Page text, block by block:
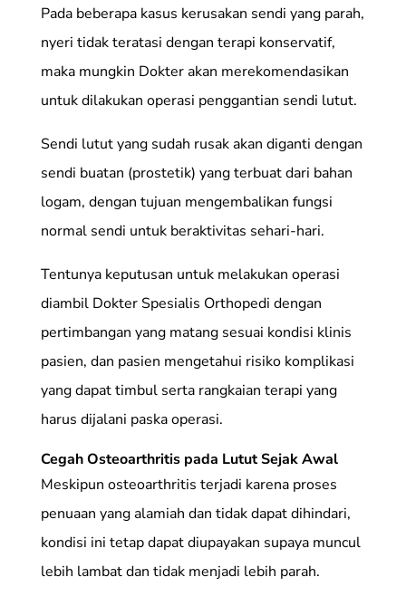
Pada beberapa kasus kerusakan sendi yang parah,
nyeri tidak teratasi dengan terapi konservatif,
maka mungkin Dokter akan merekomendasikan
untuk dilakukan operasi penggantian sendi lutut.
Sendi lutut yang sudah rusak akan diganti dengan
sendi buatan (prostetik) yang terbuat dari bahan
logam, dengan tujuan mengembalikan fungsi
normal sendi untuk beraktivitas sehari-hari.
Tentunya keputusan untuk melakukan operasi
diambil Dokter Spesialis Orthopedi dengan
pertimbangan yang matang sesuai kondisi klinis
pasien, dan pasien mengetahui risiko komplikasi
yang dapat timbul serta rangkaian terapi yang
harus dijalani paska operasi.
Cegah Osteoarthritis pada Lutut Sejak Awal
Meskipun osteoarthritis terjadi karena proses
penuaan yang alamiah dan tidak dapat dihindari,
kondisi ini tetap dapat diupayakan supaya muncul
lebih lambat dan tidak menjadi lebih parah.